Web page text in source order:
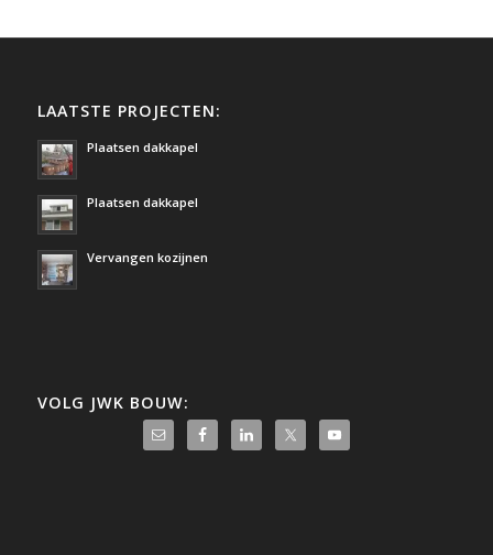
LAATSTE PROJECTEN:
Plaatsen dakkapel
Plaatsen dakkapel
Vervangen kozijnen
VOLG JWK BOUW: